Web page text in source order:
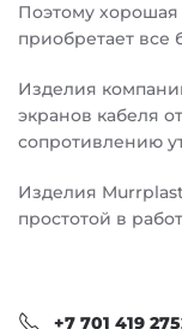
Поэтому
приобретает все
Изделия
экранов кабеля
сопротивлению
Изделия
простотой в
+7 701 419